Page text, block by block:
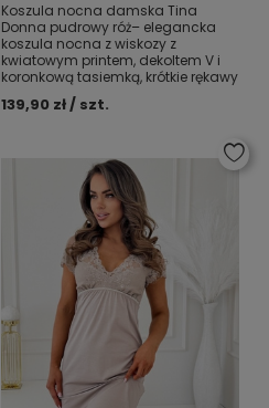
Koszula nocna damska Tina
Donna pudrowy róż– elegancka
koszula nocna z wiskozy z
kwiatowym printem, dekoltem V i
koronkową tasiemką, krótkie rękawy
139,90 zł / szt.